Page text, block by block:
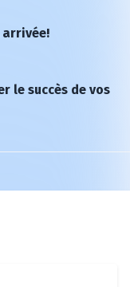
arrivée!
le succès de vos